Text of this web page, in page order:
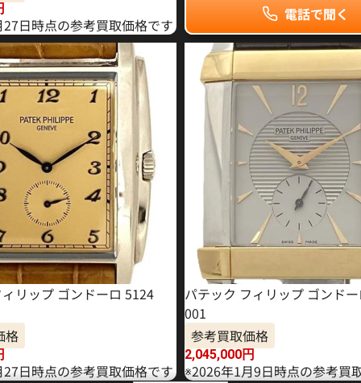
日時点の参考買取価格です
電話で聞く
リップ ゴンドーロ 5124
格
日時点の参考買取価格です
パテック フィリップ ゴンド
001
参考買取価格
2,045,000円
※2026年1月9日時点の参考買